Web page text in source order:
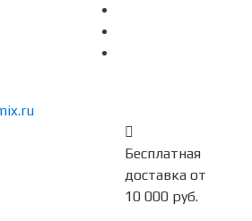
Бесплатная
доставка от
10 000 руб.